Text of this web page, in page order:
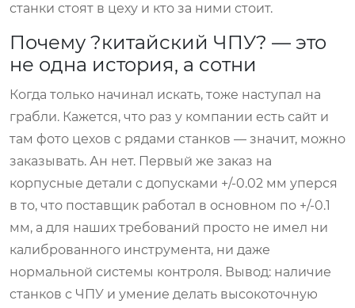
станки стоят в цеху и кто за ними стоит.
Почему ?китайский ЧПУ? — это
не одна история, а сотни
Когда только начинал искать, тоже наступал на
грабли. Кажется, что раз у компании есть сайт и
там фото цехов с рядами станков — значит, можно
заказывать. Ан нет. Первый же заказ на
корпусные детали с допусками +/-0.02 мм уперся
в то, что поставщик работал в основном по +/-0.1
мм, а для наших требований просто не имел ни
калиброванного инструмента, ни даже
нормальной системы контроля. Вывод: наличие
станков с ЧПУ и умение делать высокоточную